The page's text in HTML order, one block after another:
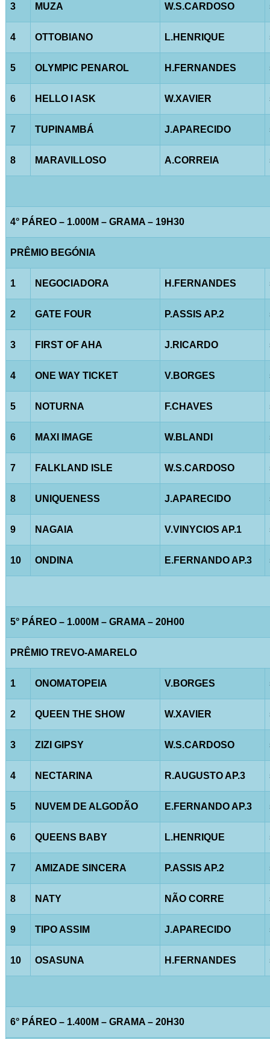
3 MUZA W.S.CARDOSO
4 OTTOBIANO L.HENRIQUE
5 OLYMPIC PENAROL H.FERNANDES
6 HELLO I ASK W.XAVIER
7 TUPINAMBÁ J.APARECIDO
8 MARAVILLOSO A.CORREIA
4° PÁREO – 1.000M – GRAMA – 19H30
PRÊMIO BEGÓNIA
1 NEGOCIADORA H.FERNANDES
2 GATE FOUR P.ASSIS AP.2
3 FIRST OF AHA J.RICARDO
4 ONE WAY TICKET V.BORGES
5 NOTURNA F.CHAVES
6 MAXI IMAGE W.BLANDI
7 FALKLAND ISLE W.S.CARDOSO
8 UNIQUENESS J.APARECIDO
9 NAGAIA V.VINYCIOS AP.1
10 ONDINA E.FERNANDO AP.3
5° PÁREO – 1.000M – GRAMA – 20H00
PRÊMIO TREVO-AMARELO
1 ONOMATOPEIA V.BORGES
2 QUEEN THE SHOW W.XAVIER
3 ZIZI GIPSY W.S.CARDOSO
4 NECTARINA R.AUGUSTO AP.3
5 NUVEM DE ALGODÃO E.FERNANDO AP.3
6 QUEENS BABY L.HENRIQUE
7 AMIZADE SINCERA P.ASSIS AP.2
8 NATY NÃO CORRE
9 TIPO ASSIM J.APARECIDO
10 OSASUNA H.FERNANDES
6° PÁREO – 1.400M – GRAMA – 20H30